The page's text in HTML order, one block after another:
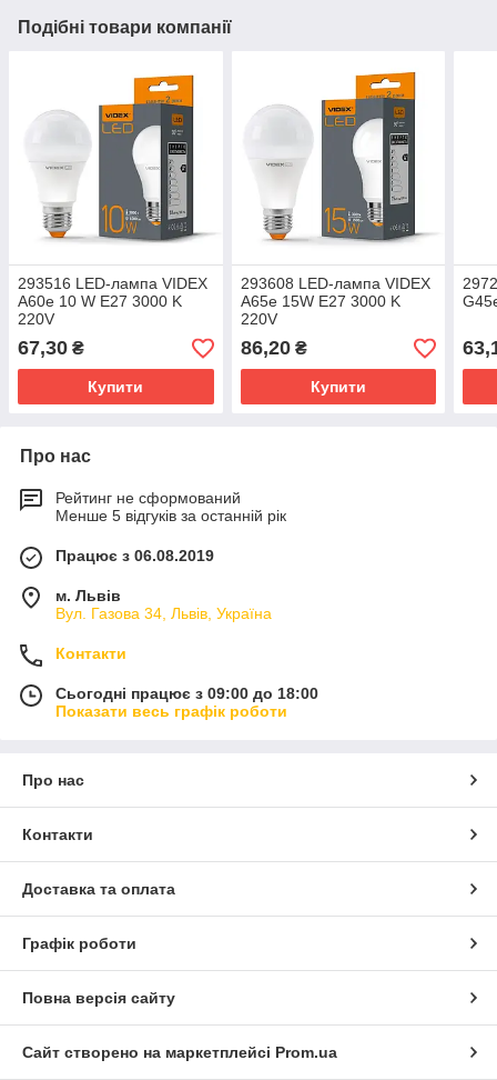
Подібні товари компанії
293516 LED-лампа VIDEX
А60e 10 W E27 3000 K
220V
67,30 ₴
Купити
293608 LED-лампа VIDEX
А65e 15W E27 3000 K
220V
86,20₴
Купити
Про нас
Рейтинг не сформований
Менше 5 відгуків за останній рік
Працює з 06.08.2019
м. Львів
Вул. Газова 34, Львів, Україна
Контакти
Сьогодні працює з 09:00 до 18:00
Показати весь графік роботи
Про нас
Контакти
Доставка та оплата
Графік роботи
Повна версія сайту
Сайт створено на маркетплейсі Prom.ua